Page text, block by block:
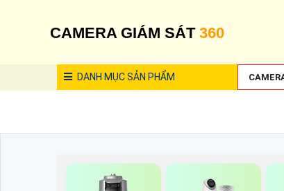
CAMERA GIÁM SÁT 360
DANH MỤCSẢN PHẨM